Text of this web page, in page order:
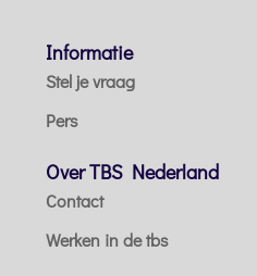
Informatie
Stel je vraag
Pers
Over TBS Nederland
Contact
Werken in de tbs